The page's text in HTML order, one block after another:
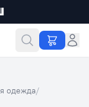
одежда/